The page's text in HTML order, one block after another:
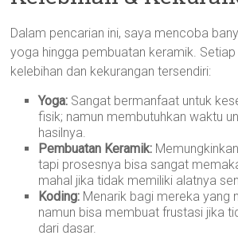
Dalam pencarian ini, saya mencoba
yoga hingga pembuatan keramik.
kelebihan dan kekurangan tersendiri:
Yoga: Sangat bermanfaat untuk
fisik; namun membutuhkan waktu
hasilnya.
Pembuatan Keramik:
tapi prosesnya bisa sangat
mahal jika tidak memiliki alatnya
Koding: Menarik bagi mereka yang
namun bisa membuat frustasi jika
dari dasar.